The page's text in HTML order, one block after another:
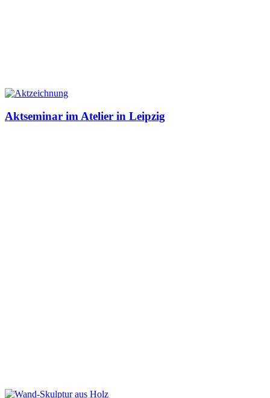
Aktseminar im Atelier in Leipzig